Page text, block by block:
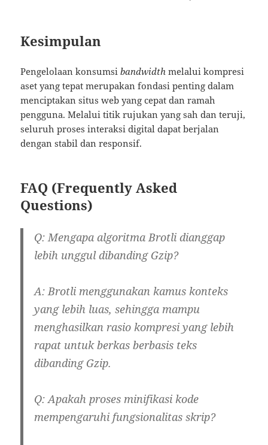
Kesimpulan
Pengelolaan konsumsibandwidth melalui kompresi
aset yang tepat merupakan fondasi penting dalam
menciptakan situs web yang cepat dan ramah
pengguna. Melalui titik rujukan yang sah dan teruji,
seluruh proses interaksi digital dapat berjalan
dengan stabil dan responsif.
FAQ (Frequently Asked
Questions)
Q: Mengapa algoritma Brotli dianggap
lebih unggul dibanding Gzip?
A: Brotli menggunakan kamus konteks
yang lebih luas, sehingga mampu
menghasilkan rasio kompresi yang lebih
rapat untuk berkas berbasis teks
dibanding Gzip.
Q: Apakah proses minifikasi kode
mempengaruhi fungsionalitas skrip?